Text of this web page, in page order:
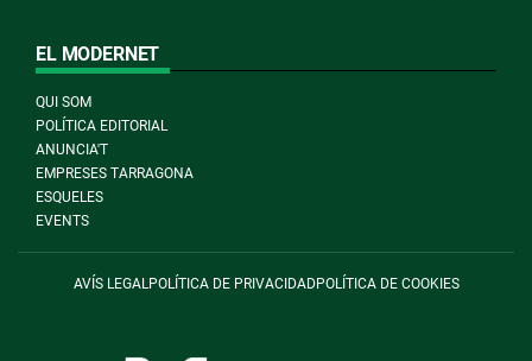
EL MODERNET
QUI SOM
POLÍTICA EDITORIAL
ANUNCIA'T
EMPRESES TARRAGONA
ESQUELES
EVENTS
AVÍS LEGALPOLÍTICA DE PRIVACIDADPOLÍTICA DE COOKIES